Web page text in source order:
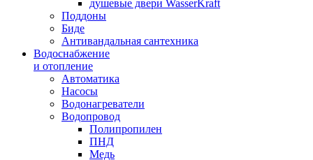
душевые двери WasserKraft
Поддоны
Биде
Антивандальная сантехника
Водоснабжение
и отопление
Автоматика
Насосы
Водонагреватели
Водопровод
Полипропилен
ПНД
Медь